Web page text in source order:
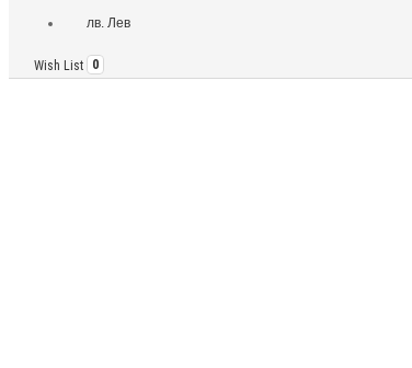
лв. Лев
Wish List 0